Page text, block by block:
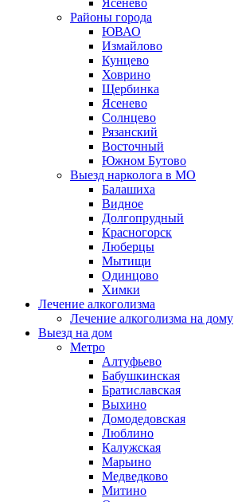
Ясенево
Районы города
ЮВАО
Измайлово
Кунцево
Ховрино
Щербинка
Ясенево
Солнцево
Рязанский
Восточный
Южном Бутово
Выезд нарколога в МО
Балашиха
Видное
Долгопрудный
Красногорск
Люберцы
Мытищи
Одинцово
Химки
Лечение алкоголизма
Лечение алкоголизма на дому
Выезд на дом
Метро
Алтуфьево
Бабушкинская
Братиславская
Выхино
Домодедовская
Люблино
Калужская
Марьино
Медведково
Митино